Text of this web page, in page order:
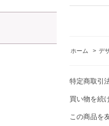
ホーム > デ
特定商取引
買い物を続
この商品を